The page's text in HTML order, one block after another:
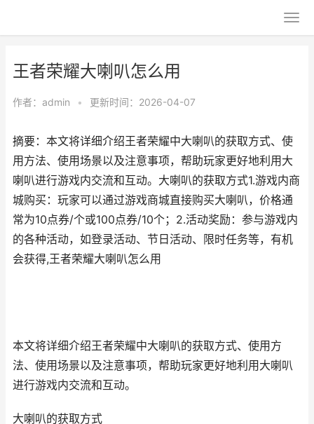
王者荣耀大喇叭怎么用
作者： admin • 更新时间：2026-04-07
摘要：本文将详细介绍王者荣耀中大喇叭的获取方式、使
用方法、使用场景以及注意事项，帮助玩家更好地利用大
喇叭进行游戏内交流和互动。大喇叭的获取方式1.游戏内商
城购买：玩家可以通过游戏商城直接购买大喇叭，价格通
常为10点券/个或100点券/10个；2.活动奖励：参与游戏内
的各种活动，如登录活动、节日活动、限时任务等，有机
会获得,王者荣耀大喇叭怎么用
本文将详细介绍王者荣耀中大喇叭的获取方式、使用方
法、使用场景以及注意事项，帮助玩家更好地利用大喇叭
进行游戏内交流和互动。
大喇叭的获取方式